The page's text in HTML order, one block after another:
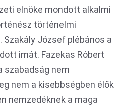
elnöke mondott alkalmi
történelmi
József plébános a
imát. Fazekas Róbert
szabadság nem
nem a kisebbségben élők
nemzedéknek a maga